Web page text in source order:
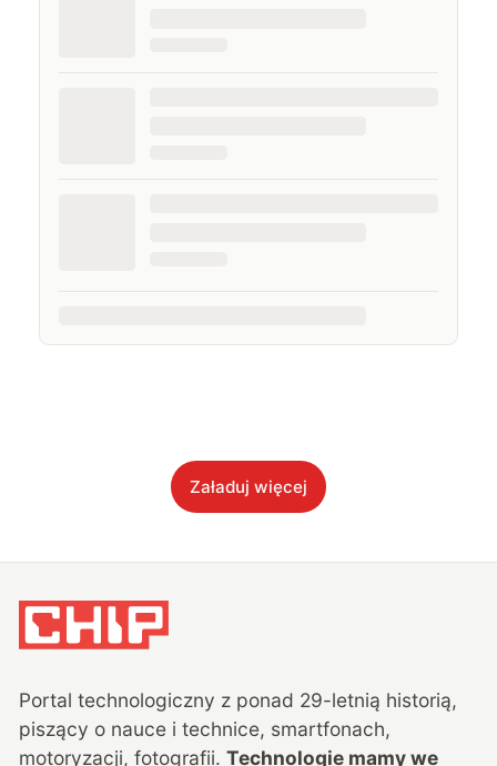
Załaduj więcej
Portal technologiczny z ponad 29-letnią historią,
piszący o nauce i technice, smartfonach,
motoryzacji, fotografii. Technologie mamy we